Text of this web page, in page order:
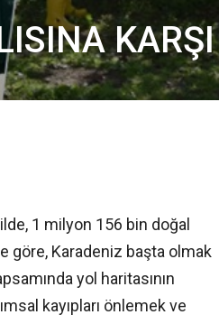
ilde, 1 milyon 156 bin doğal
göre, Karadeniz başta olmak
yol haritasının
kayıpları önlemek ve